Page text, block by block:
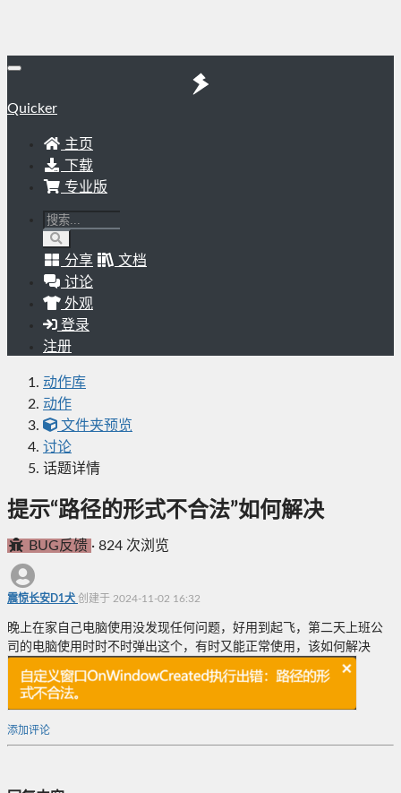
Quicker
主页
下载
专业版
分享
文档
讨论
外观
登录
注册
动作库
动作
文件夹预览
讨论
话题详情
提示“路径的形式不合法”如何解决
BUG反馈 · 824 次浏览
震惊长安D1犬 创建于 2024-11-02 16:32
晚上在家自己电脑使用没发现任何问题，好用到起飞，第二天上班公
司的电脑使用时时不时弹出这个，有时又能正常使用，该如何解决
添加评论